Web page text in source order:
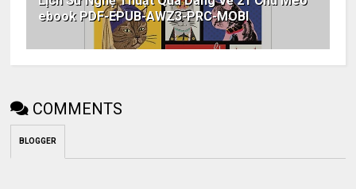
ebook PDF-EPUB-AWZ3-PRC-MOBI
COMMENTS
BLOGGER